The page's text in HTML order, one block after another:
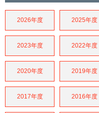
2026年度 2025年度
2023年度 2022年度
2020年度 2019年度
2017年度 2016年度